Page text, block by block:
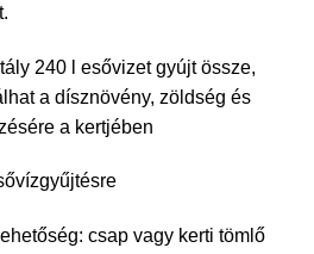
240 l esővizet gyújt össze,
a dísznövény, zöldség és
a kertjében
csap vagy kerti tömlő